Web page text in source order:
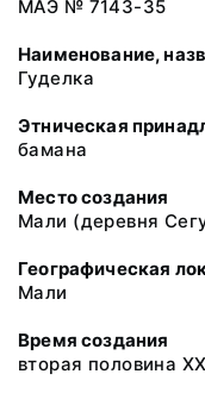
МАЭ № 7143-35
Наименование,
Гуделка
Этническая
бамана
Место создания
Мали (деревня
Географическая
Мали
Время создания
вторая половина